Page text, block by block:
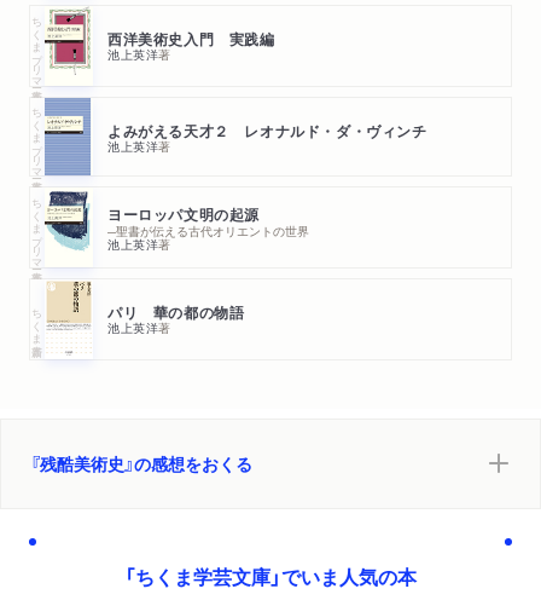
ちくまプリマー新書 西洋美術史入門 実践編
池上英洋著
ちくまプリマー新書 よみがえる天才２ レオナルド・ダ・ヴィンチ
池上英洋著
ちくまプリマー新書 ヨーロッパ文明の起源
─聖書が伝える古代オリエントの世界
池上英洋著
ちくま新書 パリ 華の都の物語
池上英洋著
『残酷美術史』の感想をおくる
「ちくま学芸文庫」でいま人気の本